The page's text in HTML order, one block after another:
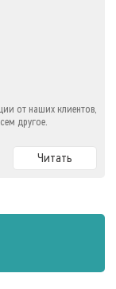
от наших клиентов,
другое.
Читать